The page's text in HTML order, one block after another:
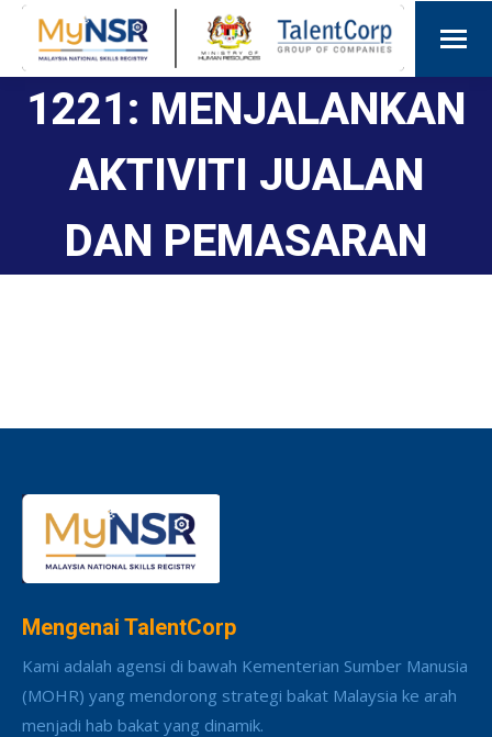
1221: MENJALANKAN
AKTIVITI JUALAN
DAN PEMASARAN
Mengenai TalentCorp
Kami adalah agensi di bawah Kementerian Sumber Manusia
(MOHR) yang mendorong strategi bakat Malaysia ke arah
menjadi hab bakat yang dinamik.